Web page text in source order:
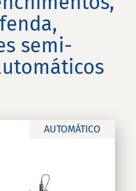
semi-
AUTOMÁTICO